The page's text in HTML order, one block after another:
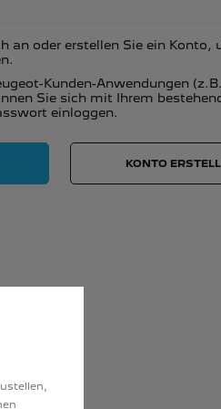
an oder erstellen Sie ein Konto,
Kunden-Anwendungen
Sie sich mit Ihrem
einloggen.
KONTO